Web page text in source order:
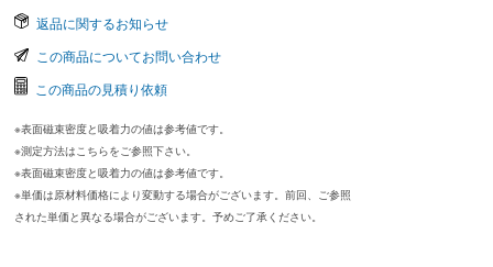
返品に関するお知らせ
この商品についてお問い合わせ
この商品の見積り依頼
※表面磁束密度と吸着力の値は参考値です。
※測定方法はこちらをご参照下さい。
※表面磁束密度と吸着力の値は参考値です。
※単価は原材料価格により変動する場合がございます。前回、ご参照
された単価と異なる場合がございます。予めご了承ください。